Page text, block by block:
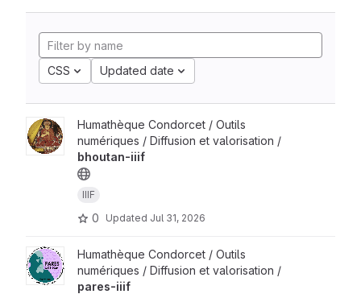
CSS Updated date
Humathèque Condorcet / Outils
numériques / Diffusion et valorisation /
bhoutan-iiif
IIIF
0 Updated Jul 31, 2026
Humathèque Condorcet / Outils
numériques / Diffusion et valorisation /
pares-iiif